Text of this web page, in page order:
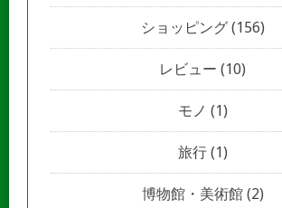
ショッピング(156)
レビュー (10)
モノ (1)
旅行(1)
博物館・美術館(2)